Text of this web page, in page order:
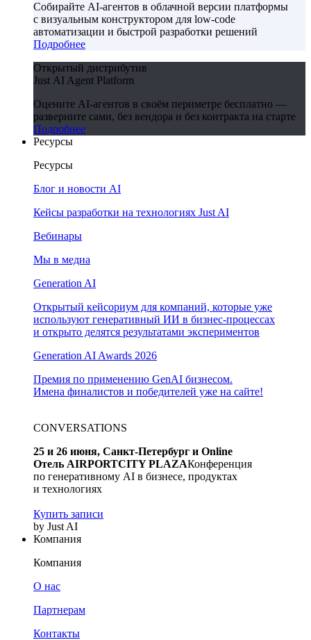
Собирайте AI-агентов в облачной версии платформы
с визуальным конструктором для low-code
автоматизации и быстрой разработки решений
Подробнее
Открытый дистрибутив
Just AI Agent Platform
Оцените AI-агентов в своём периметре бесплатно —
разверните сами, без вендора и без контракта на старте
Подробнее
Ресурсы
Ресурсы
Блог и новости AI
Кейсы разработки на технологиях Just AI
Вебинары
Мы в медиа
Generation AI
Открытый кейсориум для компаний, которые уже
используют генеративный ИИ в бизнес-процессах
и открыто делятся результатами экспериментов
Generation AI Awards 2026
Премия по применению GenAI бизнесом.
Имена финалистов и победителей уже на сайте!
CONVERSATIONS
25 и 26 июня, Санкт-Петербург и Online
Отель AIRPORTCITY PLAZAКонференция
по генеративному AI в бизнесе, продуктах
и технологиях
Купить записи
by Just AI
Компания
Компания
О нас
Партнерам
Контакты